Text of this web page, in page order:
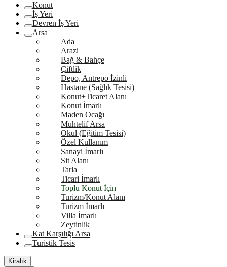
Konut
İş Yeri
Devren İş Yeri
Arsa
Ada
Arazi
Bağ & Bahçe
Çiftlik
Depo, Antrepo İzinli
Hastane (Sağlık Tesisi)
Konut+Ticaret Alanı
Konut İmarlı
Maden Ocağı
Muhtelif Arsa
Okul (Eğitim Tesisi)
Özel Kullanım
Sanayi İmarlı
Sit Alanı
Tarla
Ticari İmarlı
Toplu Konut İçin
Turizm/Konut Alanı
Turizm İmarlı
Villa İmarlı
Zeytinlik
Kat Karşılığı Arsa
Turistik Tesis
Kiralık